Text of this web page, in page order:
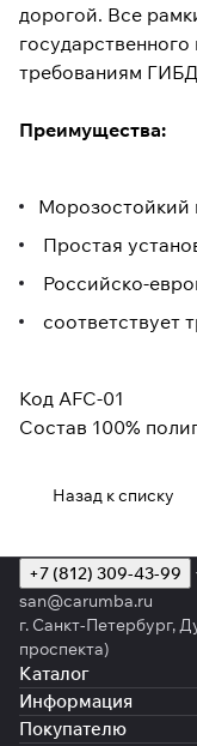
дорогой. Все
требованиям
Преимущества:
Морозостойкий
Простая
Российско-
соответствует
Код AFC-01
Состав 100%
Назад к списку
+7 (812) 309-43-99
san@carumba.ru
г. Санкт-Петербург,
проспекта)
Каталог
Информация
Покупателю